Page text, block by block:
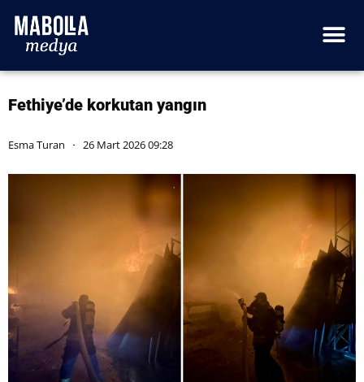
Fethiye’de korkutan yangın
Esma Turan 26 Mart 2026 09:28